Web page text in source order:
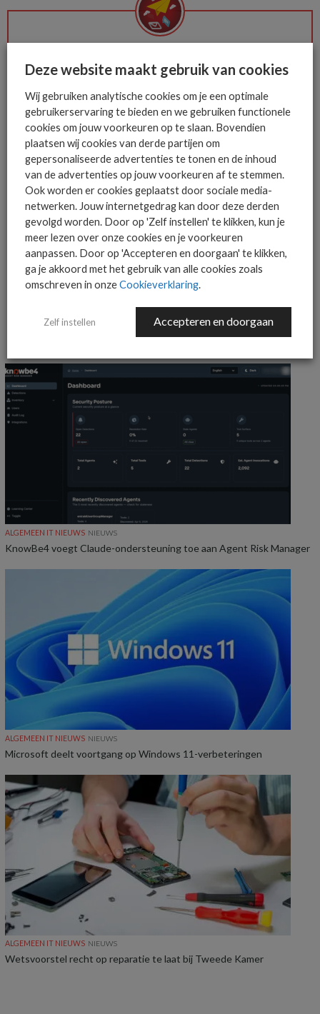
niets.
Het allerlaatste ICT nieuws in jouw
mailbox
AANMELDEN
ALGEMEEN IT NIEUWS NIEUWS
KnowBe4 voegt Claude-ondersteuning toe aan Agent Risk Manager
ALGEMEEN IT NIEUWS NIEUWS
Microsoft deelt voortgang op Windows 11-verbeteringen
ALGEMEEN IT NIEUWS NIEUWS
Wetsvoorstel recht op reparatie te laat bij Tweede Kamer
Deze website maakt gebruik van cookies
Wij gebruiken analytische cookies om je een optimale
gebruikerservaring te bieden en we gebruiken functionele
cookies om jouw voorkeuren op te slaan. Bovendien
plaatsen wij cookies van derde partijen om
gepersonaliseerde advertenties te tonen en de inhoud
van de advertenties op jouw voorkeuren af te stemmen.
Ook worden er cookies geplaatst door sociale media-
netwerken. Jouw internetgedrag kan door deze derden
gevolgd worden. Door op 'Zelf instellen' te klikken, kun je
meer lezen over onze cookies en je voorkeuren
aanpassen. Door op 'Accepteren en doorgaan' te klikken,
ga je akkoord met het gebruik van alle cookies zoals
omschreven in onzeCookieverklaring.
Zelf instellen Accepteren en doorgaan